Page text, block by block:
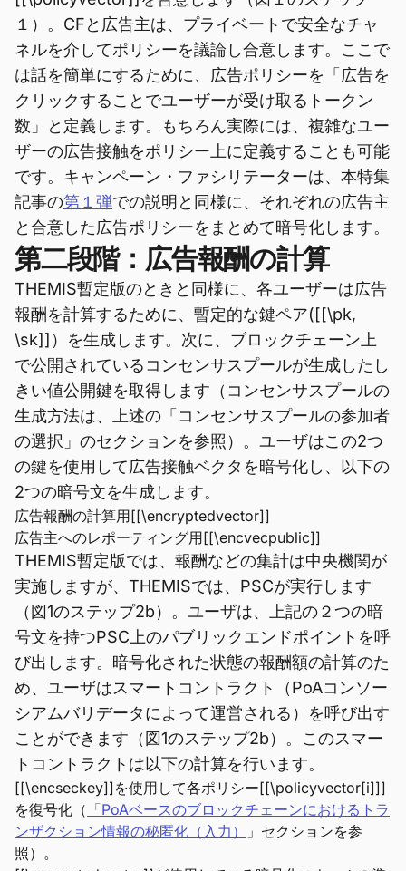
１）。CFと広告主は、プライベートで安全なチャ
ネルを介してポリシーを議論し合意します。ここで
は話を簡単にするために、広告ポリシーを「広告を
クリックすることでユーザーが受け取るトークン
数」と定義します。もちろん実際には、複雑なユー
ザーの広告接触をポリシー上に定義することも可能
です。キャンペーン・ファシリテーターは、本特集
記事の第１弾での説明と同様に、それぞれの広告主
と合意した広告ポリシーをまとめて暗号化します。
第二段階：広告報酬の計算
THEMIS暫定版のときと同様に、各ユーザーは広告
報酬を計算するために、暫定的な鍵ペア([[\pk,
\sk]]）を生成します。次に、ブロックチェーン上
で公開されているコンセンサスプールが生成したし
きい値公開鍵を取得します（コンセンサスプールの
生成方法は、上述の「コンセンサスプールの参加者
の選択」のセクションを参照）。ユーザはこの2つ
の鍵を使用して広告接触ベクタを暗号化し、以下の
2つの暗号文を生成します。
広告報酬の計算用[[\encryptedvector]]
広告主へのレポーティング用[[\encvecpublic]]
THEMIS暫定版では、報酬などの集計は中央機関が
実施しますが、THEMISでは、PSCが実行します
（図1のステップ2b）。ユーザは、上記の２つの暗
号文を持つPSC上のパブリックエンドポイントを呼
び出します。暗号化された状態の報酬額の計算のた
め、ユーザはスマートコントラクト（PoAコンソー
シアムバリデータによって運営される）を呼び出す
ことができます（図1のステップ2b）。このスマー
トコントラクトは以下の計算を行います。
[[\encseckey]]を使用して各ポリシー[[\policyvector[i]]]
を復号化（ 「PoAベースのブロックチェーンにおけるトラ
ンザクション情報の秘匿化（入力）
」セクションを参
照）。